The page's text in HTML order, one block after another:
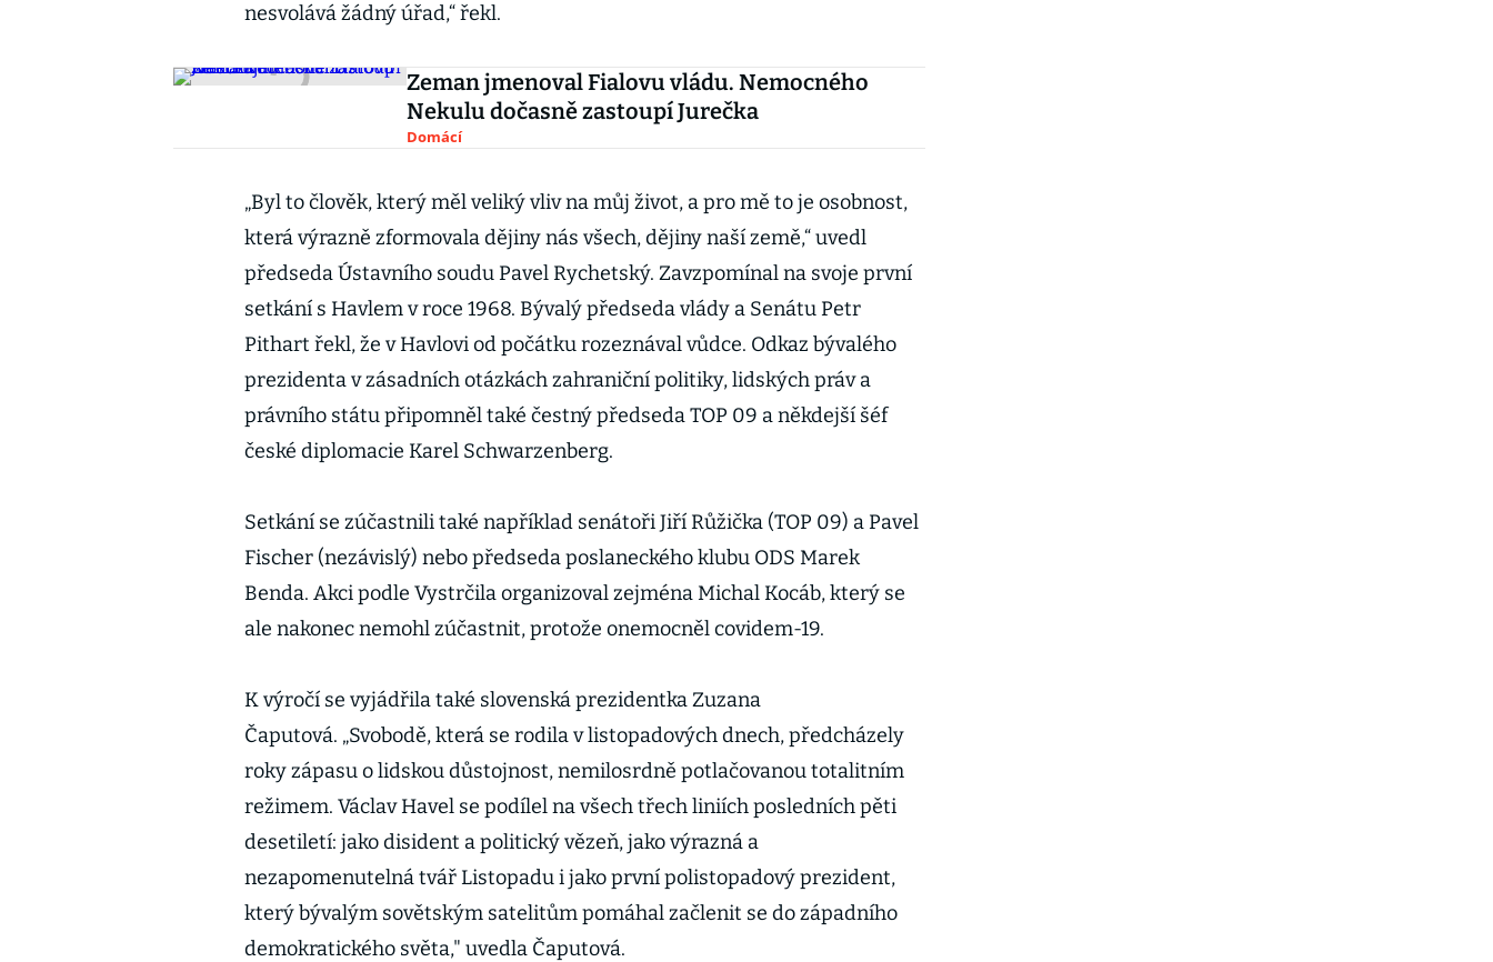
nesvolává žádný úřad,“ řekl.
Zeman jmenoval Fialovu vládu. Nemocného
Nekulu dočasně zastoupí Jurečka
Domácí
„Byl to člověk, který měl veliký vliv na můj život, a pro mě to je osobnost,
která výrazně zformovala dějiny nás všech, dějiny naší země,“ uvedl
předseda Ústavního soudu Pavel Rychetský. Zavzpomínal na svoje první
setkání s Havlem v roce 1968. Bývalý předseda vlády a Senátu Petr
Pithart řekl, že v Havlovi od počátku rozeznával vůdce. Odkaz bývalého
prezidenta v zásadních otázkách zahraniční politiky, lidských práv a
právního státu připomněl také čestný předseda TOP 09 a někdejší šéf
české diplomacie Karel Schwarzenberg.
Setkání se zúčastnili také například senátoři Jiří Růžička (TOP 09) a Pavel
Fischer (nezávislý) nebo předseda poslaneckého klubu ODS Marek
Benda. Akci podle Vystrčila organizoval zejména Michal Kocáb, který se
ale nakonec nemohl zúčastnit, protože onemocněl covidem-19.
K výročí se vyjádřila také slovenská prezidentka Zuzana
Čaputová. „Svobodě, která se rodila v listopadových dnech, předcházely
roky zápasu o lidskou důstojnost, nemilosrdně potlačovanou totalitním
režimem. Václav Havel se podílel na všech třech liniích posledních pěti
desetiletí: jako disident a politický vězeň, jako výrazná a
nezapomenutelná tvář Listopadu i jako první polistopadový prezident,
který bývalým sovětským satelitům pomáhal začlenit se do západního
demokratického světa," uvedla Čaputová.